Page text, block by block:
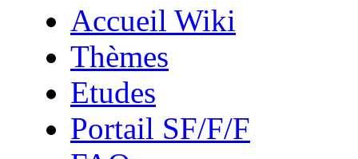
Accueil Wiki
Thèmes
Etudes
Portail SF/F/F